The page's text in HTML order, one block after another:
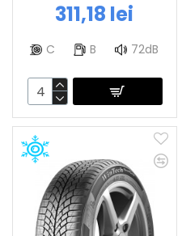
311,18 lei
C B 72dB